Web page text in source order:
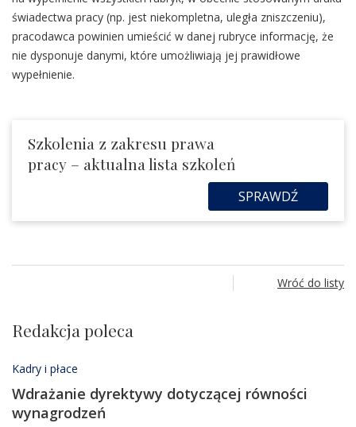
świadectwa pracy (np. jest niekompletna, uległa zniszczeniu),
pracodawca powinien umieścić w danej rubryce informację, że
nie dysponuje danymi, które umożliwiają jej prawidłowe
wypełnienie.
Szkolenia z zakresu prawa
pracy – aktualna lista szkoleń
SPRAWDŹ
Wróć do listy
Redakcja poleca
Kadry i płace
Wdrażanie dyrektywy dotyczącej równości
wynagrodzeń